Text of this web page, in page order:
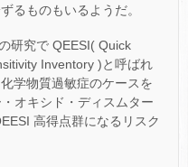
るものもいるようだ。
研究で QEESI( Quick
Inventory )と呼ばれ
学物質過敏症のケースを
オキシド・ディスムター
高得点群になるリスク